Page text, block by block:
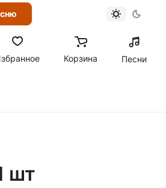
Корзина Песни
шт